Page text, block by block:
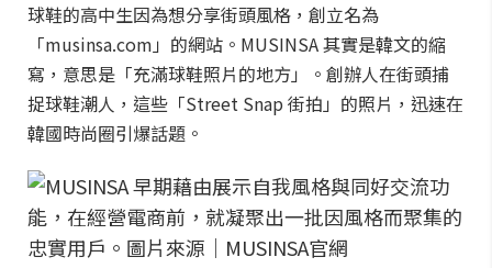
球鞋的高中生因為想分享街頭風格，創立名為
「musinsa.com」的網站。MUSINSA 其實是韓文的縮
寫，意思是「充滿球鞋照片的地方」。創辦人在街頭捕
捉球鞋潮人，這些「Street Snap 街拍」的照片，迅速在
韓國時尚圈引爆話題。